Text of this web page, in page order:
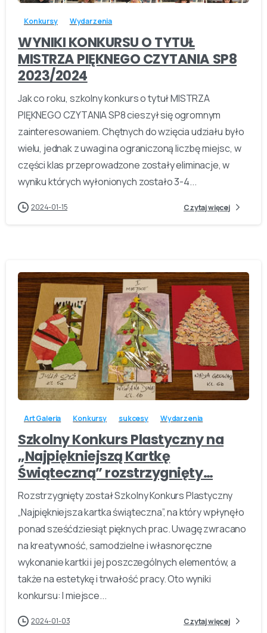
Konkursy Wydarzenia
WYNIKI KONKURSU O TYTUŁ
MISTRZA PIĘKNEGO CZYTANIA SP8
2023/2024
Jak co roku, szkolny konkurs o tytuł MISTRZA
PIĘKNEGO CZYTANIA SP8 cieszył się ogromnym
zainteresowaniem. Chętnych do wzięcia udziału było
wielu, jednak z uwagi na ograniczoną liczbę miejsc, w
części klas przeprowadzone zostały eliminacje, w
wyniku których wyłonionych zostało 3-4...
2024-01-15 Czytaj więcej
-
Art Galeria Konkursy sukcesy Wydarzenia
Szkolny Konkurs Plastyczny na
„Najpiękniejszą Kartkę
Świąteczną” rozstrzygnięty…
Rozstrzygnięty został Szkolny Konkurs Plastyczny
„Najpiękniejsza kartka świąteczna”, na który wpłynęło
ponad sześćdziesiąt pięknych prac. Uwagę zwracano
na kreatywność, samodzielne i własnoręczne
wykonanie kartki i jej poszczególnych elementów, a
także na estetykę i trwałość pracy. Oto wyniki
konkursu: I miejsce...
2024-01-03 Czytaj więcej